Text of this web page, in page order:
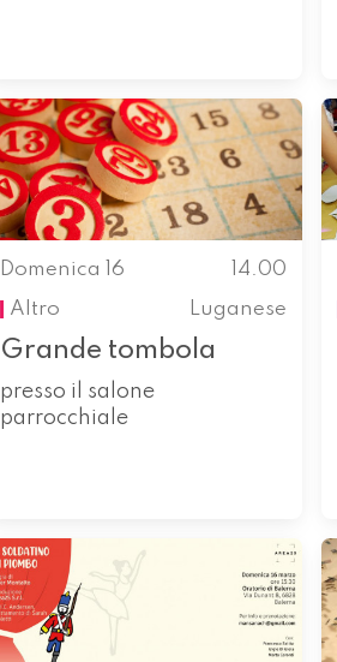
Domenica 16
14.00
Altro
Luganese
Grande tombola
presso il salone
parrocchiale